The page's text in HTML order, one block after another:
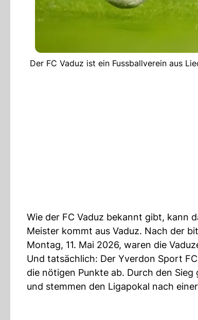
Der FC Vaduz ist ein Fussballverein aus
Wie der FC Vaduz bekannt gibt, kann
Meister kommt aus Vaduz. Nach der
Montag, 11. Mai 2026, waren die
Und tatsächlich: Der Yverdon Sport
die nötigen Punkte ab. Durch den
und stemmen den Ligapokal nach